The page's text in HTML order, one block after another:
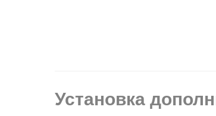
Установка